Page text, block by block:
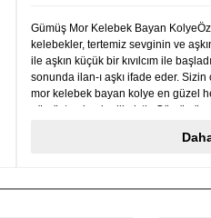
Gümüş Mor Kelebek Bayan
kelebekler, tertemiz sevginin ve
ile aşkın küçük bir kıvılcım ile
sonunda ilan-ı aşkı ifade eder.
mor kelebek bayan kolye en güzel
gümüşten imal edilmiştir. Gümüş
renge dönüştürür ve oksitlenmeyi
değerli taşlar nedeniyle belirtilen